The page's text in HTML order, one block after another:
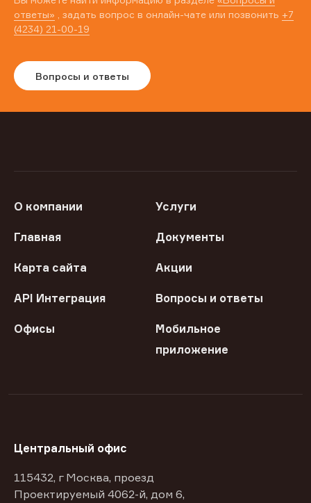
ответы» , задать вопрос в онлайн-чате или позвонить +7
(4234) 21-00-19
Вопросы и ответы
О компании Услуги
Главная Документы
Карта сайта Акции
API Интеграция Вопросы и ответы
Офисы
Мобильное
приложение
Центральный офис
115432, г Москва, проезд
Проектируемый 4062-й, дом 6,